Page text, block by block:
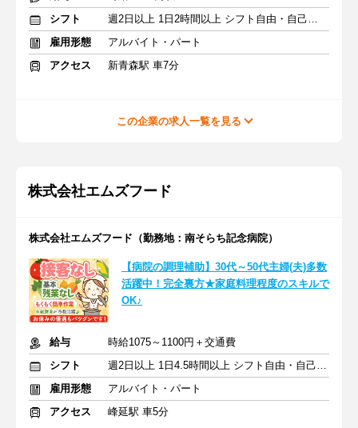
シフト
週2日以上 1日2時間以上 シフト自由・自己申告
雇用形態
アルバイト・パート
アクセス
新青森駅 車7分
この企業の求人一覧を見る
株式会社エムズフード
株式会社エムズフード（勤務地：南そらち記念病院）
【病院の調理補助】30代～50代主婦(夫)多数
活躍中！完全裏方★家庭料理程度のスキルで
OK♪
給与
時給1075～1100円＋交通費
シフト
週2日以上 1日4.5時間以上 シフト自由・自己申告
雇用形態
アルバイト・パート
アクセス
峰延駅 車5分